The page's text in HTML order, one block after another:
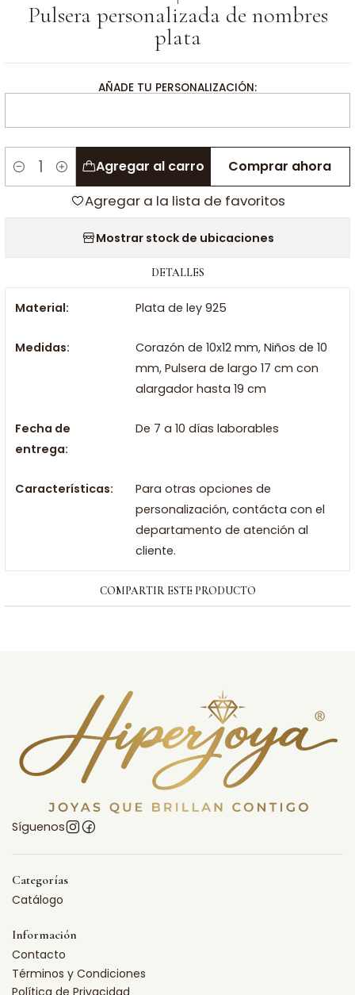
Pulsera personalizada de nombres
plata
AÑADE TU PERSONALIZACIÓN:
Cantidad
Agregar al carro Comprar ahora
Agregar a la lista de favoritos
Mostrar stock de ubicaciones
DETALLES
Material: Plata de ley 925
Medidas:
Corazón de 10x12 mm, Niños de 10
mm, Pulsera de largo 17 cm con
alargador hasta 19 cm
Fecha de
entrega:
De 7 a 10 días laborables
Características:
Para otras opciones de
personalización, contácta con el
departamento de atención al
cliente.
COMPARTIR ESTE PRODUCTO
Síguenos
Categorías
Catálogo
Información
Contacto
Términos y Condiciones